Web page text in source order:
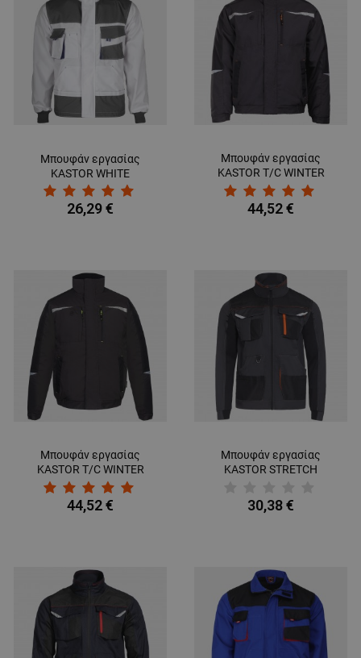
Μπουφάν εργασίας
KASTOR WHITE
26,29 €
Μπουφάν εργασίας
KASTOR T/C WINTER
GREY/BLACK/ORANGE
44,52 €
Μπουφάν εργασίας
KASTOR T/C WINTER
GREY/BLACK/GREEN
44,52 €
Μπουφάν εργασίας
KASTOR STRETCH
30,38 €